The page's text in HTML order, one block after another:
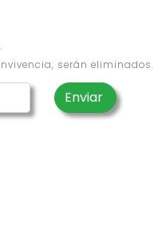
serán eliminados.
Enviar